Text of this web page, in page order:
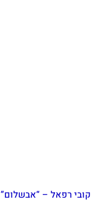
קובי רפאל – “אבשלום”